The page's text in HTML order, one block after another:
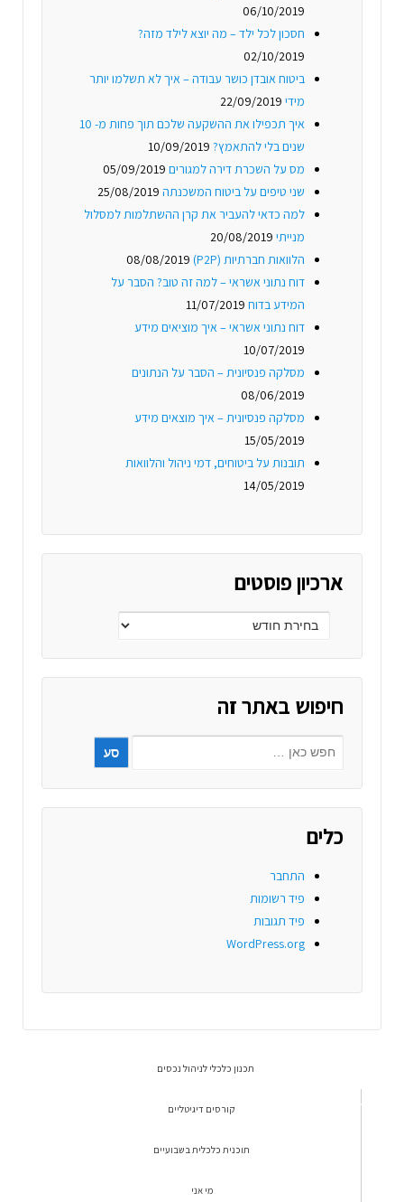
06/10/2019
חסכון לכל ילד – מה יוצא לילד מזה?
02/10/2019
ביטוח אובדן כושר עבודה – איך לא תשלמו יותר
מידי 22/09/2019
איך תכפילו את ההשקעה שלכם תוך פחות מ- 10
שנים בלי להתאמץ? 10/09/2019
מס על השכרת דירה למגורים 05/09/2019
שני טיפים על ביטוח המשכנתה 25/08/2019
למה כדאי להעביר את קרן ההשתלמות למסלול
מנייתי 20/08/2019
הלוואות חברתיות (P2P)
08/08/2019
דוח נתוני אשראי – למה זה טוב? הסבר על
המידע בדוח 11/07/2019
דוח נתוני אשראי – איך מוציאים מידע
10/07/2019
מסלקה פנסיונית – הסבר על הנתונים
08/06/2019
מסלקה פנסיונית – איך מוצאים מידע
15/05/2019
תובנות על ביטוחים, דמי ניהול והלוואות
14/05/2019
ארכיון פוסטים
חיפוש באתר זה
כלים
התחבר
פיד רשומות
פיד תגובות
WordPress.org
תכנון כלכלי לניהול נכסים
קורסים דיגיטליים
תוכנית כלכלית בשבועיים
מי אני